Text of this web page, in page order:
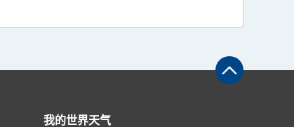
我的世界天气